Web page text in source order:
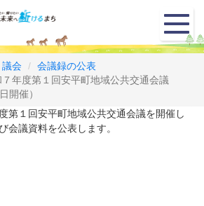
メ
ニ
ュ
議会
会議録の公表
７年度第１回安平町地域公共交通会議
開催）
第１回安平町地域公共交通会議を開催し
会議資料を公表します。